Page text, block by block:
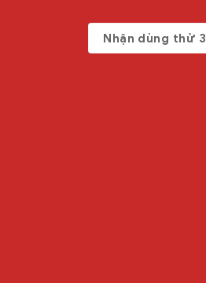
Nhận dùng thử